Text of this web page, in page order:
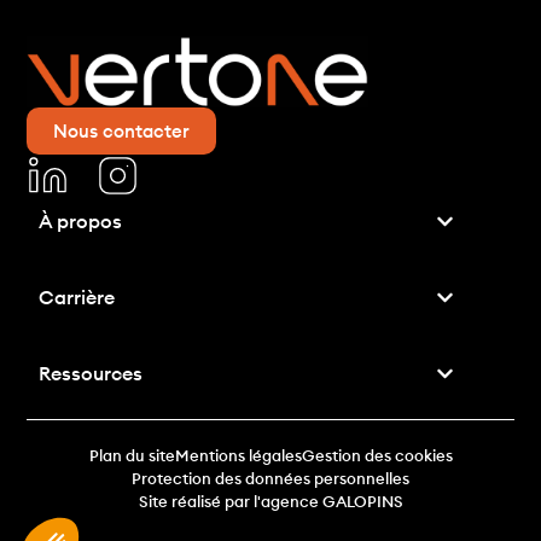
Nous contacter
À propos
Carrière
Ressources
Plan du siteMentions légalesGestion des cookies
Protection des données personnelles
Site réalisé par l'agence GALOPINS